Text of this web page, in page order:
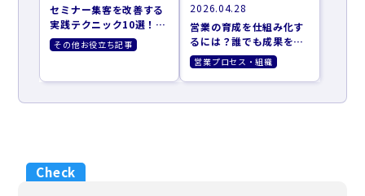
セミナー集客を改善する
実践テクニック10選！効
果的な集客方法とツール
を紹介
その他お役立ち記事
2026.04.28
営業の育成を仕組み化す
るには？誰でも成果を出
せるAIターゲティング活
用法
営業プロセス・組織